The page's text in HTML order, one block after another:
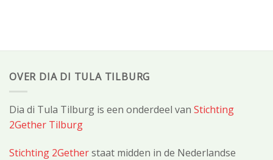
OVER DIA DI TULA TILBURG
Dia di Tula Tilburg is een onderdeel van Stichting
2Gether Tilburg
Stichting 2Getherstaat midden in de Nederlandse